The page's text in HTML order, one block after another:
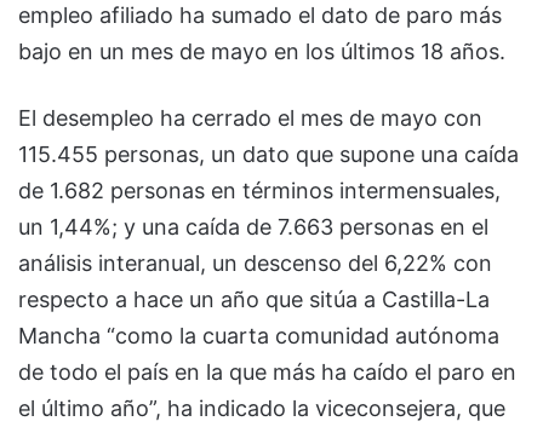
empleo afiliado ha sumado el dato de paro más
bajo en un mes de mayo en los últimos 18 años.
El desempleo ha cerrado el mes de mayo con
115.455 personas, un dato que supone una caída
de 1.682 personas en términos intermensuales,
un 1,44%; y una caída de 7.663 personas en el
análisis interanual, un descenso del 6,22% con
respecto a hace un año que sitúa a Castilla-La
Mancha “como la cuarta comunidad autónoma
de todo el país en la que más ha caído el paro en
el último año”, ha indicado la viceconsejera, que